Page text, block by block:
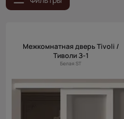
Межкомнатная дверь Tivoli /
Тиволи З-1
Белая ST